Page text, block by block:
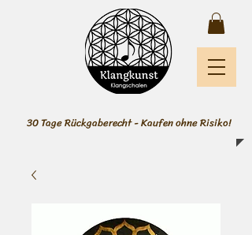
30 Tage Rückgaberecht - Kaufen ohne Risiko!